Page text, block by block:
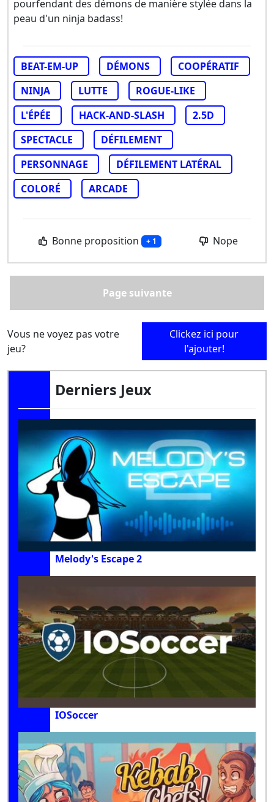
pourfendant des démons de manière stylée dans la
peau d'un ninja badass!
BEAT-EM-UP DÉMONS
COOPÉRATIF
NINJA
LUTTE
ROGUE-LIKE
L'ÉPÉE
HACK-AND-SLASH
2.5D
SPECTACLE
DÉFILEMENT
PERSONNAGE
DÉFILEMENT LATÉRAL
COLORÉ
ARCADE
Bonne proposition + 1 Nope
Page suivante
Vous ne voyez pas votre
jeu?
Clickez ici pour
l'ajouter!
Derniers Jeux
Melody's Escape 2
IOSoccer